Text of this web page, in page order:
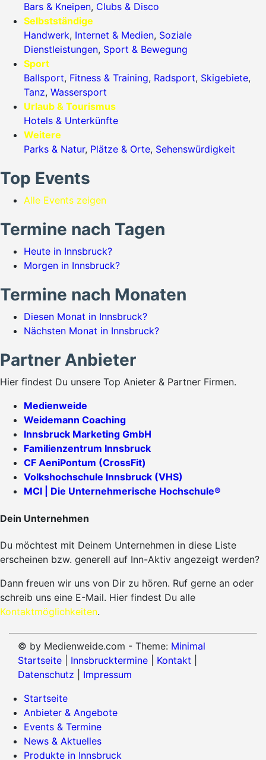
Bars & Kneipen, Clubs & Disco
Selbstständige
Handwerk, Internet & Medien, Soziale
Dienstleistungen, Sport & Bewegung
Sport
Ballsport, Fitness & Training, Radsport, Skigebiete,
Tanz, Wassersport
Urlaub & Tourismus
Hotels & Unterkünfte
Weitere
Parks & Natur, Plätze & Orte, Sehenswürdigkeit
Top Events
Alle Events zeigen
Termine nach Tagen
Heute in Innsbruck?
Morgen in Innsbruck?
Termine nach Monaten
Diesen Monat in Innsbruck?
Nächsten Monat in Innsbruck?
Partner Anbieter
Hier findest Du unsere Top Anieter & Partner Firmen.
Medienweide
Weidemann Coaching
Innsbruck Marketing GmbH
Familienzentrum Innsbruck
CF AeniPontum (CrossFit)
Volkshochschule Innsbruck (VHS)
MCI | Die Unternehmerische Hochschule®
Dein Unternehmen
Du möchtest mit Deinem Unternehmen in diese Liste
erscheinen bzw. generell auf Inn-Aktiv angezeigt werden?
Dann freuen wir uns von Dir zu hören. Ruf gerne an oder
schreib uns eine E-Mail. Hier findest Du alle
Kontaktmöglichkeiten.
© by Medienweide.com - Theme: Minimal
Startseite
Innsbrucktermine Kontakt
Datenschutz
Impressum
Startseite
Anbieter & Angebote
Events & Termine
News & Aktuelles
Produkte in Innsbruck